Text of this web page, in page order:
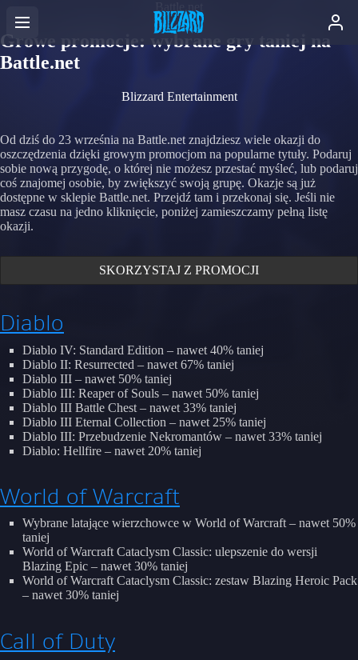
Growe promocje: wybrane gry taniej na
Battle.net
Blizzard Entertainment
Od dziś do 23 września na Battle.net znajdziesz wiele okazji do
oszczędzenia dzięki growym promocjom na popularne tytuły. Podaruj
sobie nową przygodę, o której nie możesz przestać myśleć, lub podaruj
coś znajomej osobie, by zwiększyć swoją grupę. Okazje są już
dostępne w sklepie Battle.net. Przejdź tam i przekonaj się. Jeśli nie
masz czasu na jedno kliknięcie, poniżej zamieszczamy pełną listę
okazji.
SKORZYSTAJ Z PROMOCJI
Diablo
Diablo IV: Standard Edition – nawet 40% taniej
Diablo II: Resurrected – nawet 67% taniej
Diablo III – nawet 50% taniej
Diablo III: Reaper of Souls – nawet 50% taniej
Diablo III Battle Chest – nawet 33% taniej
Diablo III Eternal Collection – nawet 25% taniej
Diablo III: Przebudzenie Nekromantów – nawet 33% taniej
Diablo: Hellfire – nawet 20% taniej
World of Warcraft
Wybrane latające wierzchowce w World of Warcraft – nawet 50%
taniej
World of Warcraft Cataclysm Classic: ulepszenie do wersji
Blazing Epic – nawet 30% taniej
World of Warcraft Cataclysm Classic: zestaw Blazing Heroic Pack
– nawet 30% taniej
Call of Duty